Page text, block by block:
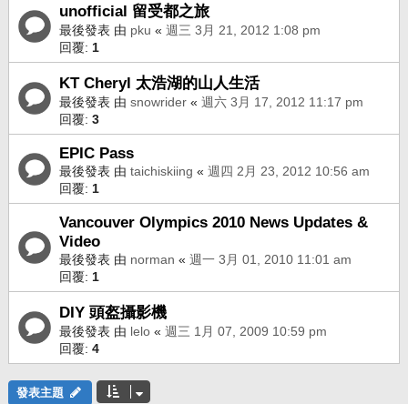
unofficial 留受都之旅
最後發表 由 pku « 週三 3月 21, 2012 1:08 pm
回覆: 1
KT Cheryl 太浩湖的山人生活
最後發表 由 snowrider « 週六 3月 17, 2012 11:17 pm
回覆: 3
EPIC Pass
最後發表 由 taichiskiing « 週四 2月 23, 2012 10:56 am
回覆: 1
Vancouver Olympics 2010 News Updates &
Video
最後發表 由 norman « 週一 3月 01, 2010 11:01 am
回覆: 1
DIY 頭盔攝影機
最後發表 由 lelo « 週三 1月 07, 2009 10:59 pm
回覆: 4
發表主題